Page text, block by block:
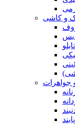
و کاشی
جواهرات